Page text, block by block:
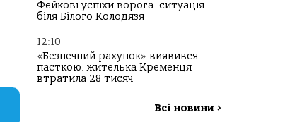
Фейкові успіхи ворога: ситуація
біля Білого Колодязя
12:10
«Безпечний рахунок» виявився
пасткою: жителька Кременця
втратила 28 тисяч
Всі новини >